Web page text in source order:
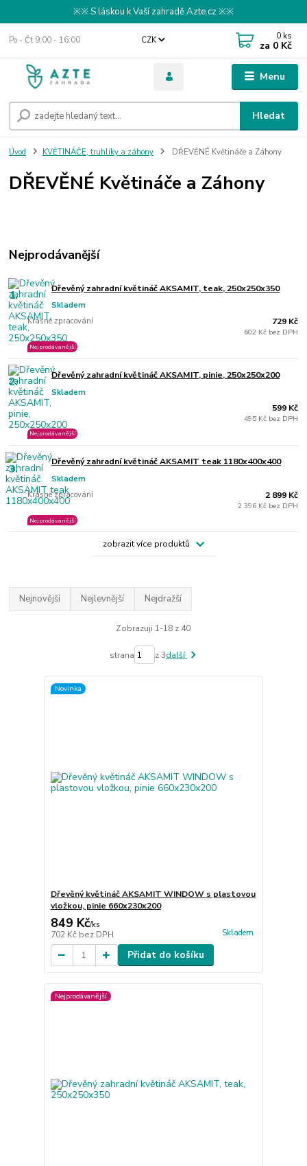
※※ S láskou k Vaší zahradě Azte.cz ※※
Menu
CZK
Hledat
Po - Čt 9:00 - 16:00 0 ks
za 0 Kč
Úvod KVĚTINÁČE, truhlíky a záhony DŘEVĚNÉ Květináče a Záhony
DŘEVĚNÉ Květináče a Záhony
Nejprodávanější
1. Dřevěný zahradní květináč AKSAMIT, teak, 250x250x350
Krásné zpracování
Skladem
Nejprodávanější
729 Kč
602 Kč bez DPH
2. Dřevěný zahradní květináč AKSAMIT, pinie, 250x250x200
Skladem
Nejprodávanější
599 Kč
495 Kč bez DPH
3. Dřevěný zahradní květináč AKSAMIT teak 1180x400x400
Krásné zpracování
Skladem
Nejprodávanější
2 899 Kč
2 396 Kč bez DPH
zobrazit více produktů
Nejnovější Nejlevnější Nejdražší
Zobrazuji 1-18 z 40
strana z 3další
Novinka
Dřevěný květináč AKSAMIT WINDOW s plastovou
vložkou, pinie 660x230x200
849 Kč/ks
702 Kč bez DPH Skladem
Přidat do košíku
Nejprodávanější